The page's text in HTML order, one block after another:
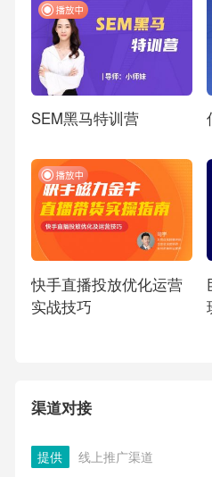
SEM黑马特训营
快手直播投放优化运营
实战技巧
渠道对接
提供 线上推广渠道